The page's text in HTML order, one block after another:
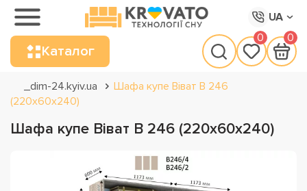
UA
Каталог
0 0
_dim-24.kyiv.ua
Шафа купе Віват В 246
(220х60х240)
Шафа купе Віват В 246 (220х60х240)